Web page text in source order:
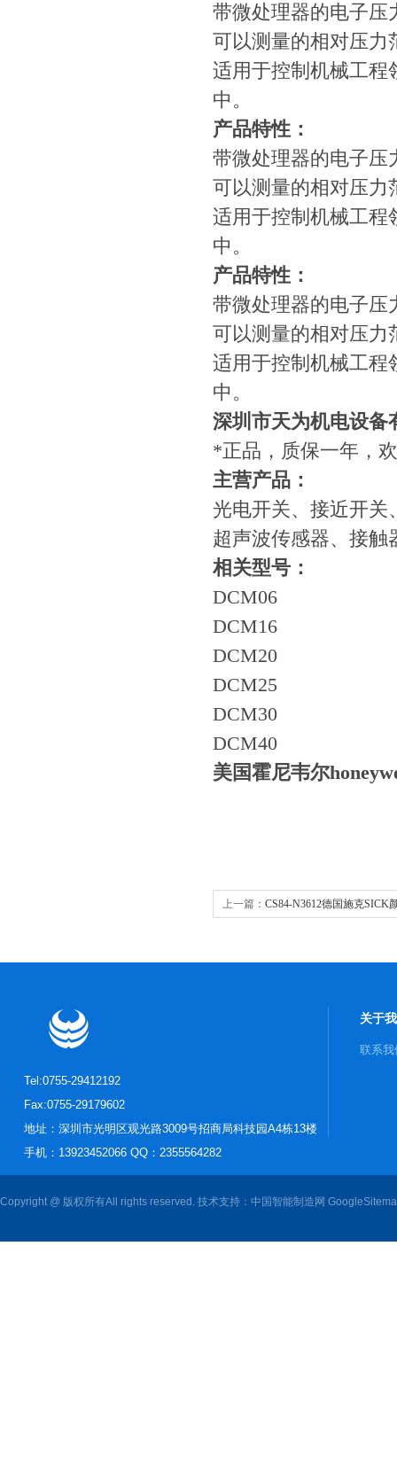
带微处理器的电子压
可以测量的相对压力
适用于控制机械工程
中。
产品特性：
带微处理器的电子压
可以测量的相对压力
适用于控制机械工程
中。
产品特性：
带微处理器的电子压
可以测量的相对压力
适用于控制机械工程
中。
深圳市天为机电设备
*正品，质保一年，
​主营产品：
光电开关、接近开关
超声波传感器、接触
相关型号：
DCM06
DCM16
DCM20
DCM25
DCM30
DCM40
美国霍尼韦尔
上一篇： CS84-N3612德国施克SICK
Tel:0755-29412192
Fax:0755-29179602
地址：深圳市光明区观光路3009号招商局科技园A4栋13楼
手机：13923452066 QQ：2355564282
关于
联系我
Copyright @ 版权所有All rights reserved. 技术支持： 中国智能制造网